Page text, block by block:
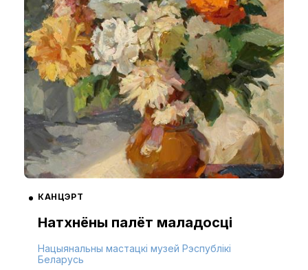
КАНЦЭРТ
Натхнёны палёт маладосці
Нацыянальны мастацкі музей Рэспублікі
Беларусь